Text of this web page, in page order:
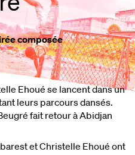
composée
Ehoué se lancent dans un
leurs parcours dansés.
fait retour à Abidjan
et Christelle Ehoué ont